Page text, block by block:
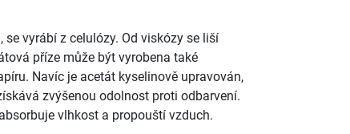
vyrábí z celulózy. Od viskózy se liší
příze může být vyrobena také
Navíc je acetát kyselinově upravován,
zvýšenou odolnost proti odbarvení.
vlhkost a propouští vzduch.